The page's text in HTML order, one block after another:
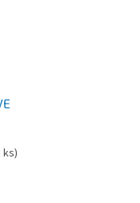
ks)